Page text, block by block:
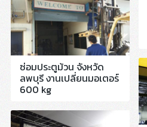
ซ่อมประตูม้วน จังหวัด
ลพบุรี งานเปลี่ยนมอเตอร์
600 kg